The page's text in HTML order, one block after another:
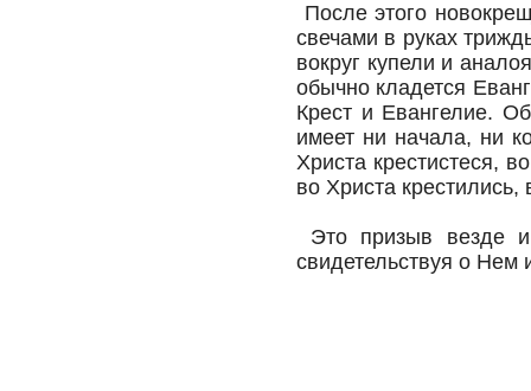
После этого
свечами в руках
вокруг купели и
обычно кладется
Крест и Евангелие.
имеет ни начала, ни
Христа крестистеся,
во Христа крестились,
Это призыв везде
свидетельствуя о